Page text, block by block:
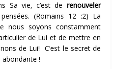
Sa vie, c’est de renouveler
(Romains 12 :2) La
nous soyons constamment
de Lui et de mettre en
de Lui! C’est le secret de
!